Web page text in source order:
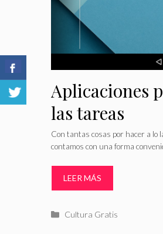
Aplicaciones
las tareas
Con tantas cosas por hacer a lo
contamos con una forma
LEER MÁS
Categorías
Cultura Gratis